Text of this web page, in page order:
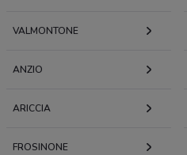
VALMONTONE
ANZIO
ARICCIA
FROSINONE